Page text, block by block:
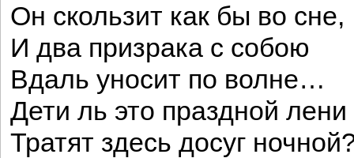
Он скользит как бы во сне,
И два призрака с собою
Вдаль уносит по волне…
Дети ль это праздной лени
Тратят здесь досуг